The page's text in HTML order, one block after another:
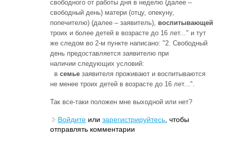
свободного от работы дня в неделю (далее –
свободный день) матери (отцу, опекуну,
попечителю) (далее – заявитель), воспитывающей
троих и более детей в возрасте до 16 лет..." и тут
же следом во 2-м пункте написано: "2. Свободный
день предоставляется заявителю при
наличии следующих условий:
в семье заявителя проживают и воспитываются
не менее троих детей в возрасте до 16 лет...".
Так все-таки положен мне выходной или нет?
Войдите или зарегистрируйтесь , чтобы
отправлять комментарии